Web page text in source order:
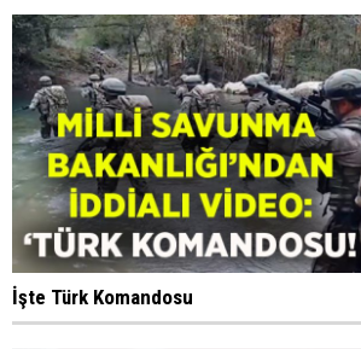
İşte Türk Komandosu